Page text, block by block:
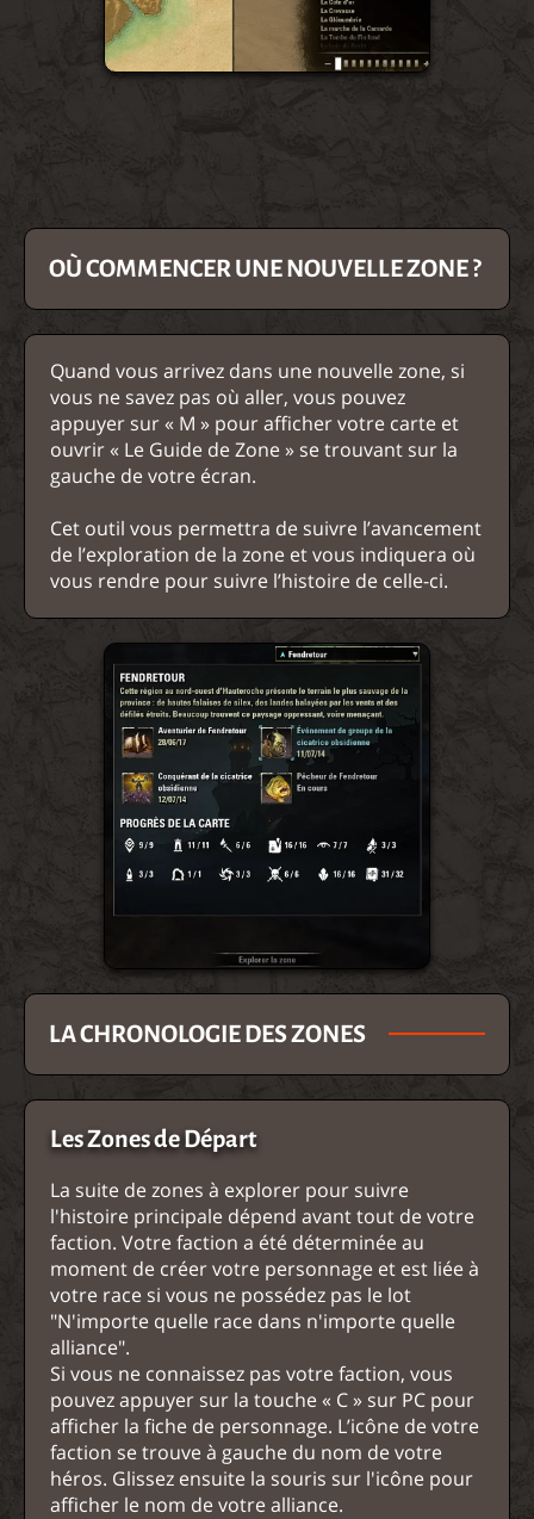
OÙ COMMENCER UNE NOUVELLE ZONE ?
Quand vous arrivez dans une nouvelle zone, si
vous ne savez pas où aller, vous pouvez
appuyer sur « M » pour afficher votre carte et
ouvrir « Le Guide de Zone » se trouvant sur la
gauche de votre écran.
Cet outil vous permettra de suivre l’avancement
de l’exploration de la zone et vous indiquera où
vous rendre pour suivre l’histoire de celle-ci.
LA CHRONOLOGIE DES ZONES
Les Zones de Départ
La suite de zones à explorer pour suivre
l'histoire principale dépend avant tout de votre
faction. Votre faction a été déterminée au
moment de créer votre personnage et est liée à
votre race si vous ne possédez pas le lot
"N'importe quelle race dans n'importe quelle
alliance".
Si vous ne connaissez pas votre faction, vous
pouvez appuyer sur la touche « C » sur PC pour
afficher la fiche de personnage. L’icône de votre
faction se trouve à gauche du nom de votre
héros. Glissez ensuite la souris sur l'icône pour
afficher le nom de votre alliance.